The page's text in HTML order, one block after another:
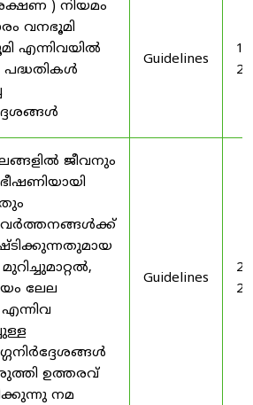
) നിയമം
വനഭൂമി
എന്നിവയിൽ
പദ്ധതികൾ
Guidelines
ജീവനും
ലേല
ഉത്തരവ്
നമ
Guidelines